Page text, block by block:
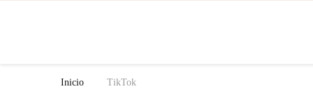
Inicio TikTok